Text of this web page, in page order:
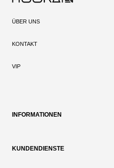
ÜBER UNS
KONTAKT
VIP
INFORMATIONEN
KUNDENDIENSTE